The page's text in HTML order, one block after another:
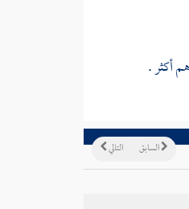
أكثر .
التالي السابق